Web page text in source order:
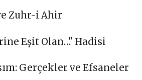
Zuhr-i Ahir
Eşit Olan…" Hadisi
Gerçekler ve Efsaneler